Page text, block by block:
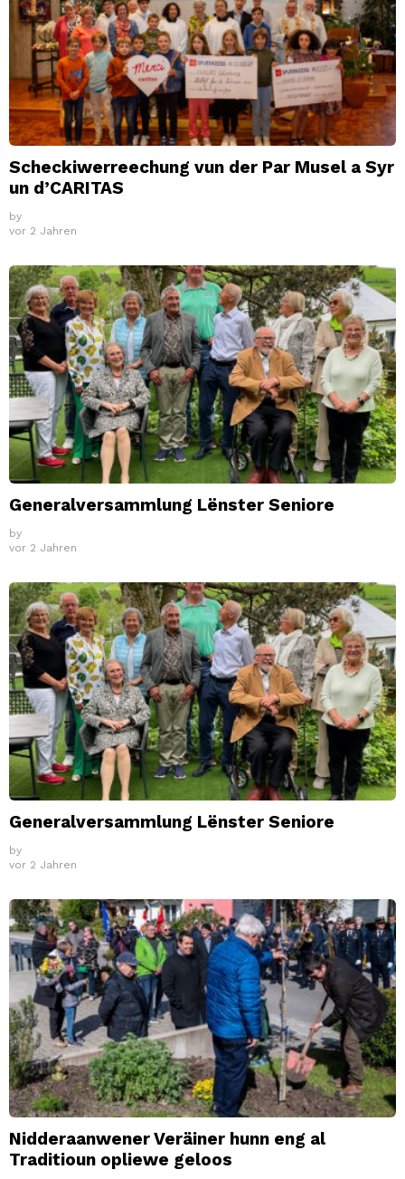
Scheckiwerreechung vun der Par Musel a Syr
un d’CARITAS
by
vor 2 Jahren
Generalversammlung Lënster Seniore
by
vor 2 Jahren
Generalversammlung Lënster Seniore
by
vor 2 Jahren
Nidderaanwener Veräiner hunn eng al
Traditioun opliewe geloos